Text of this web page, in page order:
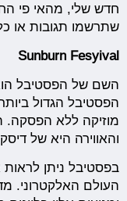
חדש שלי, מהאי פי
שתרשמו תגובות או
Sunburn Fesyival
השם של הפסטיבל
הפסטיבל הגדול
מוזיקה ללא הפסקה.
והאווירה היא של
בפסטיבל ניתן
העולם האלקטרוני.